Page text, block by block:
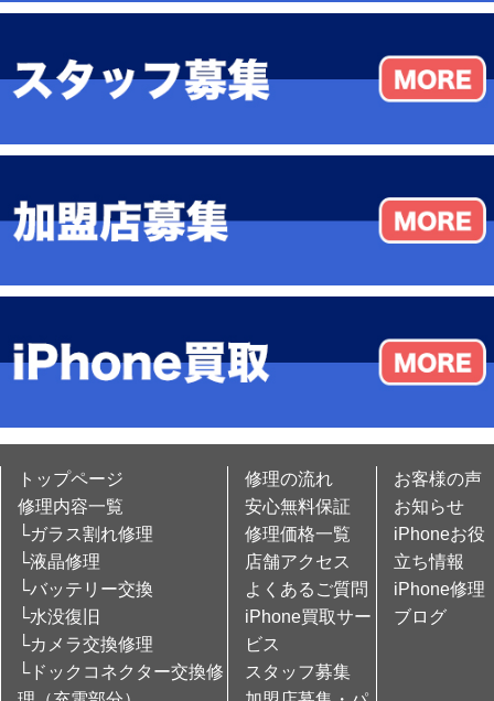
トップページ
修理内容一覧
└ガラス割れ修理
└液晶修理
└バッテリー交換
└水没復旧
└カメラ交換修理
└ドックコネクター交換修
修理の流れ
安心無料保証
修理価格一覧
店舗アクセス
よくあるご質問
iPhone買取サー
ビス
スタッフ募集
お客様の声
お知らせ
iPhoneお役
立ち情報
iPhone修理
ブログ